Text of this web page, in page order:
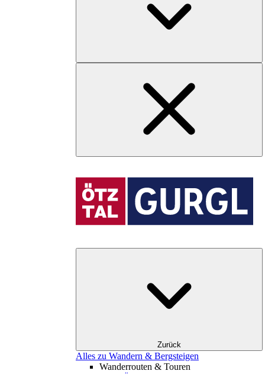
Zurück
Alles zu Wandern & Bergsteigen
Wanderrouten & Touren